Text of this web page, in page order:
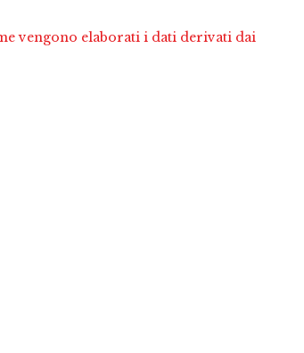
vengono elaborati i dati derivati dai